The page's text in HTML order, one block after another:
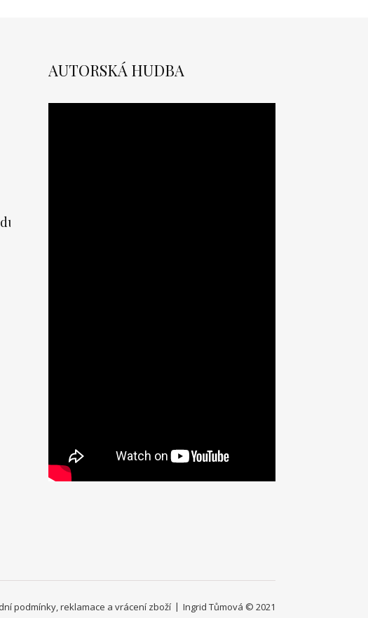
AUTORSKÁ HUDBA
Ingrid Tůmová © 2021
podmínky, reklamace a vrácení zboží